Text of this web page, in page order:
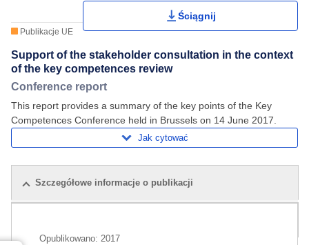
Publikacje UE
Ściągnij
Support of the stakeholder consultation in the context
of the key competences review
Conference report
This report provides a summary of the key points of the Key
Competences Conference held in Brussels on 14 June 2017.
Jak cytować
Szczegółowe informacje o publikacji
Opublikowano: 2017